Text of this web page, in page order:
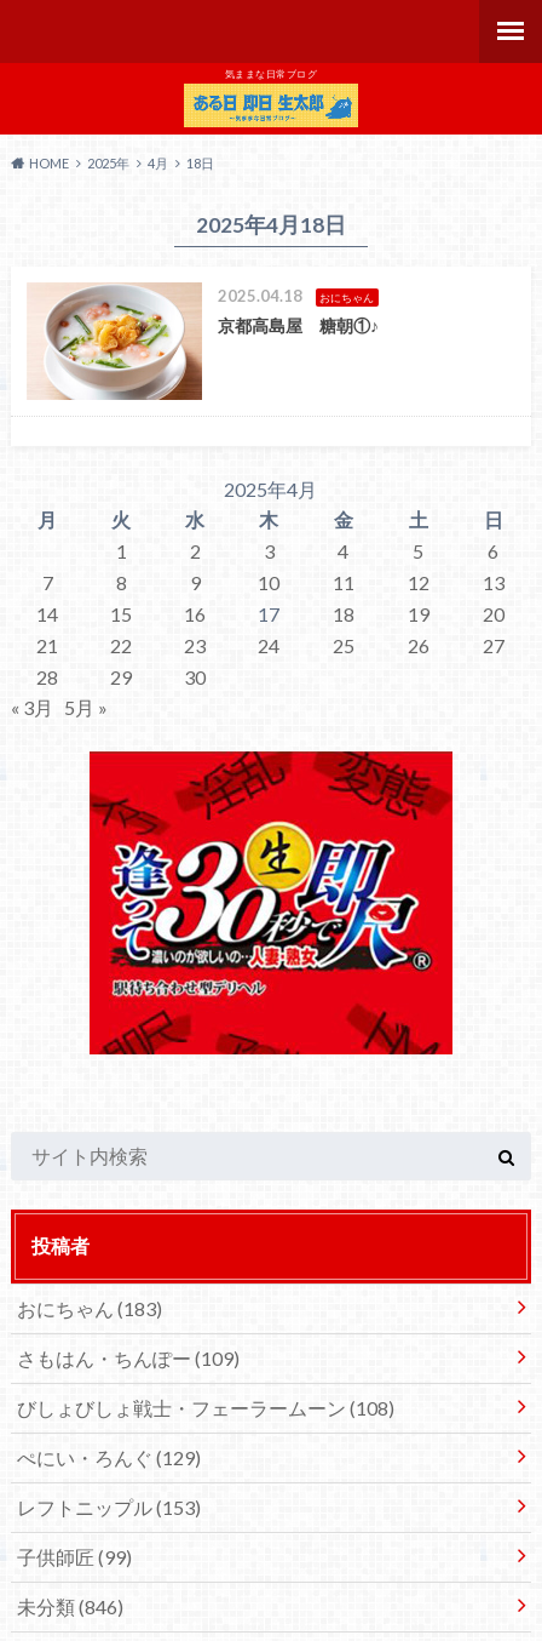
気ままな日常ブログ
HOME 2025年 4月 18日
2025年4月18日
2025.04.18 おにちゃん
京都高島屋 糖朝①♪
2025年4月
月
火 水 木 金 土
日
1
2 3 4 5
6
7
8 9 10 11 12
13
14
15 16 17 18 19
20
21
22 23 24 25 26
27
28
29
30
« 3月
5月 »
投稿者
おにちゃん (183)
さもはん・ちんぽー (109)
びしょびしょ戦士・フェーラームーン (108)
ぺにい・ろんぐ (129)
レフトニップル(153)
子供師匠 (99)
未分類(846)